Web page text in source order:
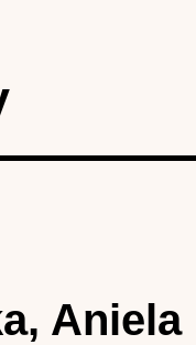
Aniela